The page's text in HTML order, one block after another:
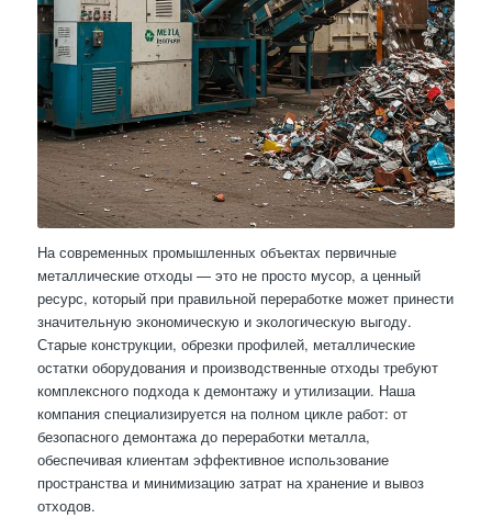
На современных промышленных объектах первичные
металлические отходы — это не просто мусор, а ценный
ресурс, который при правильной переработке может принести
значительную экономическую и экологическую выгоду.
Старые конструкции, обрезки профилей, металлические
остатки оборудования и производственные отходы требуют
комплексного подхода к демонтажу и утилизации. Наша
компания специализируется на полном цикле работ: от
безопасного демонтажа до переработки металла,
обеспечивая клиентам эффективное использование
пространства и минимизацию затрат на хранение и вывоз
отходов.